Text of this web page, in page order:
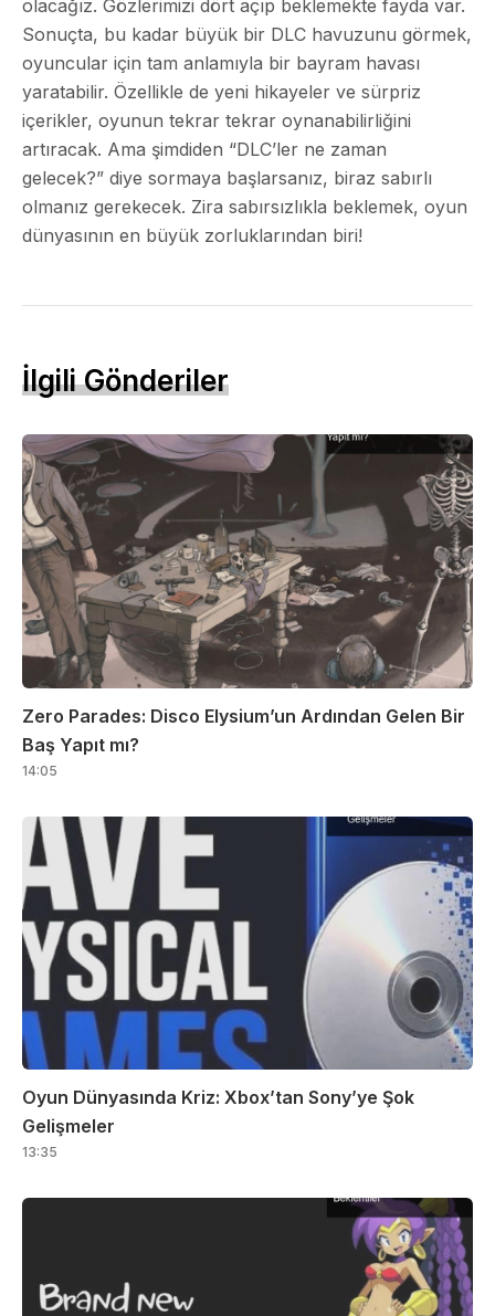
olacağız. Gözlerimizi dört açıp beklemekte fayda var.
Sonuçta, bu kadar büyük bir DLC havuzunu görmek,
oyuncular için tam anlamıyla bir bayram havası
yaratabilir. Özellikle de yeni hikayeler ve sürpriz
içerikler, oyunun tekrar tekrar oynanabilirliğini
artıracak. Ama şimdiden “DLC’ler ne zaman
gelecek?” diye sormaya başlarsanız, biraz sabırlı
olmanız gerekecek. Zira sabırsızlıkla beklemek, oyun
dünyasının en büyük zorluklarından biri!
İlgili Gönderiler
Zero Parades: Disco Elysium’un Ardından Gelen Bir
Baş Yapıt mı?
14:05
Oyun Dünyasında Kriz: Xbox’tan Sony’ye Şok
Gelişmeler
13:35